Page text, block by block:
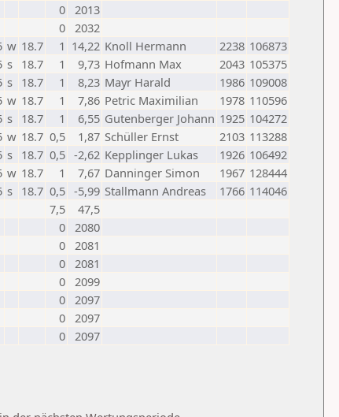
0 2013
0 2032
w 18.7 1 14,22 Knoll Hermann 2238 106873
s 18.7 1 9,73 Hofmann Max 2043 105375
s 18.7 1 8,23 Mayr Harald 1986 109008
w 18.7 1 7,86 Petric Maximilian 1978 110596
s 18.7 1 6,55 Gutenberger Johann 1925 104272
w 18.7 0,5 1,87 Schüller Ernst 2103 113288
s 18.7 0,5 -2,62 Kepplinger Lukas 1926 106492
w 18.7 1 7,67 Danninger Simon 1967 128444
s 18.7 0,5 -5,99 Stallmann Andreas 1766 114046
7,5
47,5
0 2080
0 2081
0 2081
0 2099
0 2097
0 2097
0 2097